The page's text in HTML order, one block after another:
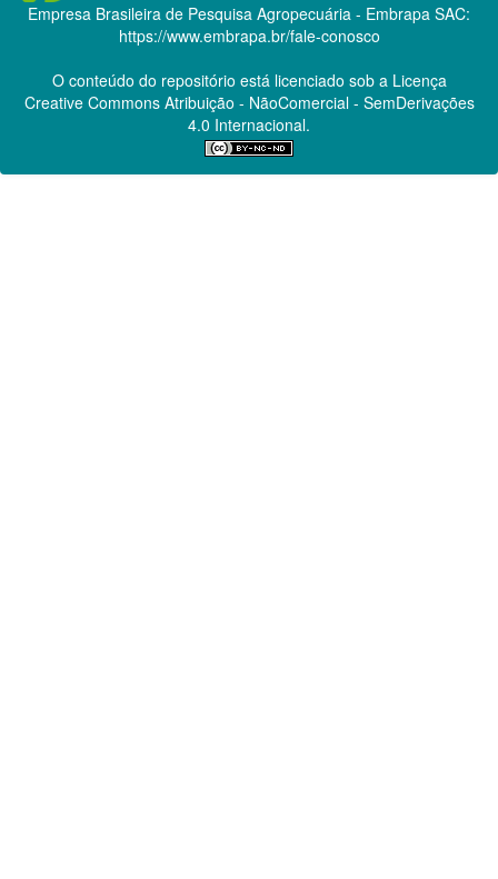
Empresa Brasileira de Pesquisa Agropecuária - Embrapa SAC:
https://www.embrapa.br/fale-conosco
O conteúdo do repositório está licenciado sob a Licença
Creative CommonsAtribuição - NãoComercial - SemDerivações
4.0 Internacional.